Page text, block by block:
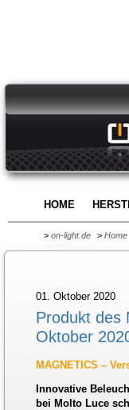
HOME
> on-light.de > Home
01. Oktober 2020
Produkt des
Oktober
MAGNETICS –
Innovative
bei Molto Luce